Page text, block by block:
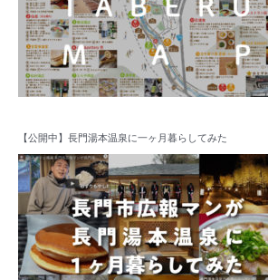
【公開中】長門湯本温泉に一ヶ月暮らしてみた